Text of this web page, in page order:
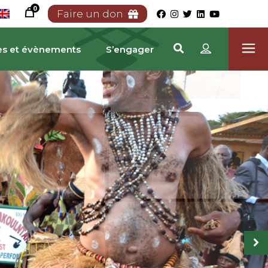
0 Faire un don
et évènements S’engager